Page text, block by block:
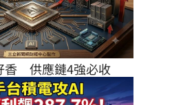
香　供應鏈4強必收